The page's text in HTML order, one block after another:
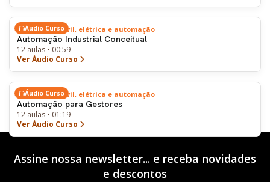
Áudio Curso
Engenharia civil, elétrica e automação
Automação Industrial Conceitual
12 aulas • 00:59
Ver Áudio Curso
Áudio Curso
Engenharia civil, elétrica e automação
Automação para Gestores
12 aulas • 01:19
Ver Áudio Curso
Assine nossa newsletter... e receba novidades
e descontos